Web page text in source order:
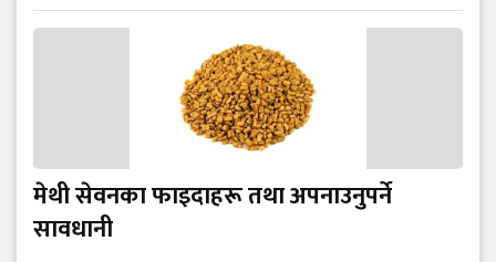
मेथी सेवनका फाइदाहरू तथा अपनाउनुपर्ने
सावधानी